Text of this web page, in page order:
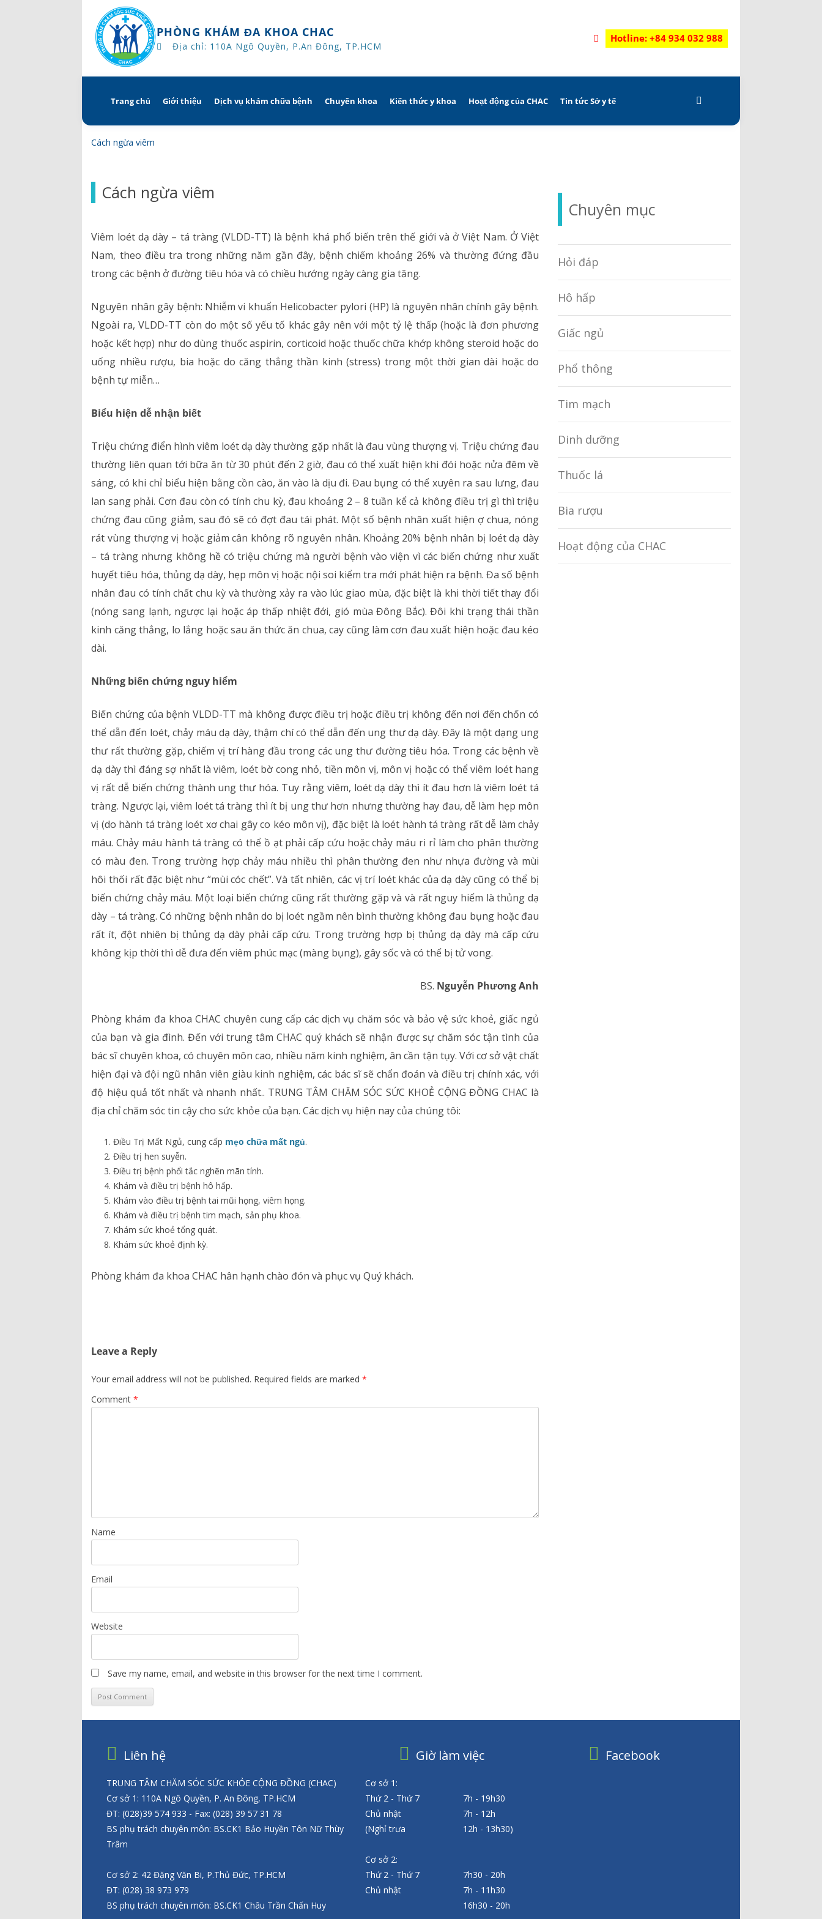
PHÒNG KHÁM ĐA KHOA CHAC
Địa chỉ: 110A Ngô Quyền, P.An Đông, TP.HCM
Hotline: +84 934 032 988
Skip
Trang chủ Giới thiệu
Quyền và trách nhiệm của người
Bác sĩ
Lịch khám bác sĩ
Hồ sơ năng lực
Bảng giá dịch vụ
Danh mục giá thuốc
Dịch vụ khám chữa bệnh Chuyên khoa
Phục hồi chức năng Hô hấp
Tim mạch
Rối loạn chuyển hóa
Xét nghiệm
Nhà thuốc
Kiến thức y khoa Hoạt động của CHAC Tin tức Sở y tế
Cách ngừa viêm
Cách ngừa viêm
Viêm loét dạ dày – tá tràng (VLDD-TT) là bệnh khá phổ biến trên thế giới và ở Việt Nam. Ở Việt
Nam, theo điều tra trong những năm gần đây, bệnh chiếm khoảng 26% và thường đứng đầu
trong các bệnh ở đường tiêu hóa và có chiều hướng ngày càng gia tăng.
Nguyên nhân gây bệnh: Nhiễm vi khuẩn Helicobacter pylori (HP) là nguyên nhân chính gây bệnh.
Ngoài ra, VLDD-TT còn do một số yếu tố khác gây nên với một tỷ lệ thấp (hoặc là đơn phương
hoặc kết hợp) như do dùng thuốc aspirin, corticoid hoặc thuốc chữa khớp không steroid hoặc do
uống nhiều rượu, bia hoặc do căng thẳng thần kinh (stress) trong một thời gian dài hoặc do
bệnh tự miễn…
Biểu hiện dễ nhận biết
Triệu chứng điển hình viêm loét dạ dày thường gặp nhất là đau vùng thượng vị. Triệu chứng đau
thường liên quan tới bữa ăn từ 30 phút đến 2 giờ, đau có thể xuất hiện khi đói hoặc nửa đêm về
sáng, có khi chỉ biểu hiện bằng cồn cào, ăn vào là dịu đi. Đau bụng có thể xuyên ra sau lưng, đau
lan sang phải. Cơn đau còn có tính chu kỳ, đau khoảng 2 – 8 tuần kể cả không điều trị gì thì triệu
chứng đau cũng giảm, sau đó sẽ có đợt đau tái phát. Một số bệnh nhân xuất hiện ợ chua, nóng
rát vùng thượng vị hoặc giảm cân không rõ nguyên nhân. Khoảng 20% bệnh nhân bị loét dạ dày
– tá tràng nhưng không hề có triệu chứng mà người bệnh vào viện vì các biến chứng như xuất
huyết tiêu hóa, thủng dạ dày, hẹp môn vị hoặc nội soi kiểm tra mới phát hiện ra bệnh. Đa số bệnh
nhân đau có tính chất chu kỳ và thường xảy ra vào lúc giao mùa, đặc biệt là khi thời tiết thay đổi
(nóng sang lạnh, ngược lại hoặc áp thấp nhiệt đới, gió mùa Đông Bắc). Đôi khi trạng thái thần
kinh căng thẳng, lo lắng hoặc sau ăn thức ăn chua, cay cũng làm cơn đau xuất hiện hoặc đau kéo
dài.
Những biến chứng nguy hiểm
Biến chứng của bệnh VLDD-TT mà không được điều trị hoặc điều trị không đến nơi đến chốn có
thể dẫn đến loét, chảy máu dạ dày, thậm chí có thể dẫn đến ung thư dạ dày. Đây là một dạng ung
thư rất thường gặp, chiếm vị trí hàng đầu trong các ung thư đường tiêu hóa. Trong các bệnh về
dạ dày thì đáng sợ nhất là viêm, loét bờ cong nhỏ, tiền môn vị, môn vị hoặc có thể viêm loét hang
vị rất dễ biến chứng thành ung thư hóa. Tuy rằng viêm, loét dạ dày thì ít đau hơn là viêm loét tá
tràng. Ngược lại, viêm loét tá tràng thì ít bị ung thư hơn nhưng thường hay đau, dễ làm hẹp môn
vị (do hành tá tràng loét xơ chai gây co kéo môn vị), đặc biệt là loét hành tá tràng rất dễ làm chảy
máu. Chảy máu hành tá tràng có thể ồ ạt phải cấp cứu hoặc chảy máu ri rỉ làm cho phân thường
có màu đen. Trong trường hợp chảy máu nhiều thì phân thường đen như nhựa đường và mùi
hôi thối rất đặc biệt như “mùi cóc chết”. Và tất nhiên, các vị trí loét khác của dạ dày cũng có thể bị
biến chứng chảy máu. Một loại biến chứng cũng rất thường gặp và và rất nguy hiểm là thủng dạ
dày – tá tràng. Có những bệnh nhân do bị loét ngầm nên bình thường không đau bụng hoặc đau
rất ít, đột nhiên bị thủng dạ dày phải cấp cứu. Trong trường hợp bị thủng dạ dày mà cấp cứu
không kịp thời thì dễ đưa đến viêm phúc mạc (màng bụng), gây sốc và có thể bị tử vong.
BS. Nguyễn Phương Anh
Phòng khám đa khoa CHAC chuyên cung cấp các dịch vụ chăm sóc và bảo vệ sức khoẻ, giấc ngủ
của bạn và gia đình. Đến với trung tâm CHAC quý khách sẽ nhận được sự chăm sóc tận tình của
bác sĩ chuyên khoa, có chuyên môn cao, nhiều năm kinh nghiệm, ân cần tận tụy. Với cơ sở vật chất
hiện đại và đội ngũ nhân viên giàu kinh nghiệm, các bác sĩ sẽ chẩn đoán và điều trị chính xác, với
độ hiệu quả tốt nhất và nhanh nhất.. TRUNG TÂM CHĂM SÓC SỨC KHOẺ CỘNG ĐỒNG CHAC là
địa chỉ chăm sóc tin cậy cho sức khỏe của bạn. Các dịch vụ hiện nay của chúng tôi:
Điều Trị Mất Ngủ, cung cấp mẹo chữa mất ngủ.
Điều trị hen suyễn.
Điều trị bệnh phổi tắc nghẽn mãn tính.
Khám và điều trị bệnh hô hấp.
Khám vào điều trị bệnh tai mũi họng, viêm họng.
Khám và điều trị bệnh tim mạch, sản phụ khoa.
Khám sức khoẻ tổng quát.
Khám sức khoẻ định kỳ.
Phòng khám đa khoa CHAC hân hạnh chào đón và phục vụ Quý khách.
Leave a Reply
Your email address will not be published. Required fields are marked*
Comment*
Name
Email
Website
Save my name, email, and website in this browser for the next time I comment.
Chuyên mục
Hỏi đáp
Hô hấp
Giấc ngủ
Phổ thông
Tim mạch
Dinh dưỡng
Thuốc lá
Bia rượu
Hoạt động của CHAC
Liên hệ
TRUNG TÂM CHĂM SÓC SỨC KHỎE CỘNG ĐỒNG (CHAC)
Cơ sở 1: 110A Ngô Quyền, P. An Đông, TP.HCM
ĐT: (028)39 574 933 - Fax: (028) 39 57 31 78
BS phụ trách chuyên môn: BS.CK1 Bảo Huyền Tôn Nữ Thùy
Trâm
Cơ sở 2: 42 Đặng Văn Bi, P.Thủ Đức, TP.HCM
ĐT: (028) 38 973 979
BS phụ trách chuyên môn: BS.CK1 Châu Trần Chấn Huy
Giờ làm việc
Cơ sở 1:
Thứ 2 - Thứ 7
7h - 19h30
Chủ nhật
7h - 12h
(Nghỉ trưa
12h - 13h30)
Cơ sở 2:
Thứ 2 - Thứ 7
7h30 - 20h
Chủ nhật
7h - 11h30
16h30 - 20h
Facebook